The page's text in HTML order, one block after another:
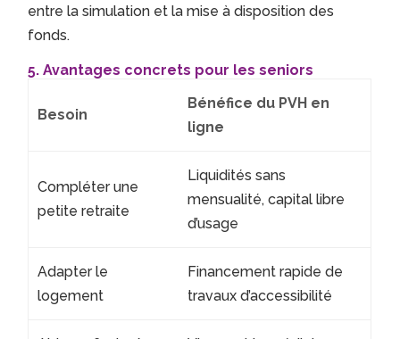
entre la simulation et la mise à disposition des
fonds.
5. Avantages concrets pour les seniors
Besoin
Bénéfice du PVH en
ligne
Compléter une
petite retraite
Liquidités sans
mensualité, capital libre
d’usage
Adapter le
logement
Financement rapide de
travaux d’accessibilité